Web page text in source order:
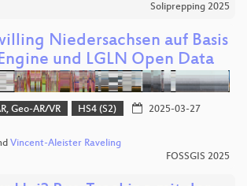
Soliprepping 2025
Niedersachsen auf Basis
und LGLN Open Data
Geo-AR/VR HS4 (S2)
2025-03-27
Vincent-Aleister Raveling
FOSSGIS 2025